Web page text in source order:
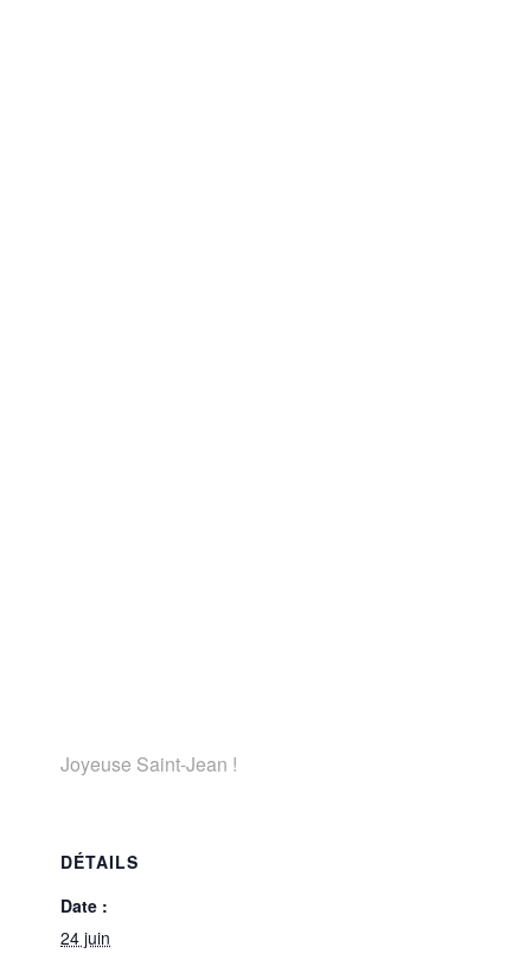
Joyeuse Saint-Jean !
DÉTAILS
Date :
24 juin